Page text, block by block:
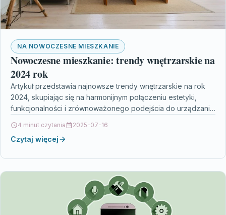
NA NOWOCZESNE MIESZKANIE
Nowoczesne mieszkanie: trendy wnętrzarskie na
2024 rok
Artykuł przedstawia najnowsze trendy wnętrzarskie na rok
2024, skupiając się na harmonijnym połączeniu estetyki,
funkcjonalności i zrównoważonego podejścia do urządzania
4 minut czytania 2025-07-16
Czytaj więcej